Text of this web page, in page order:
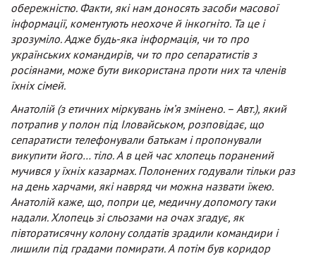
обережністю. Факти, які нам доносять засоби масової
інформації, коментують неохоче й інкогніто. Та це і
зрозуміло. Адже будь-яка інформація, чи то про
українських командирів, чи то про сепаратистів з
росіянами, може бути використана проти них та членів
їхніх сімей.
Анатолій (з етичних міркувань ім’я змінено. – Авт.), який
потрапив у полон під Іловайськом, розповідає, що
сепаратисти телефонували батькам і пропонували
викупити його… тіло. А в цей час хлопець поранений
мучився у їхніх казармах. Полонених годували тільки раз
на день харчами, які навряд чи можна назвати їжею.
Анатолій каже, що, попри це, медичну допомогу таки
надали. Хлопець зі сльозами на очах згадує, як
півторатисячну колону солдатів зрадили командири і
лишили під градами помирати. А потім був коридор